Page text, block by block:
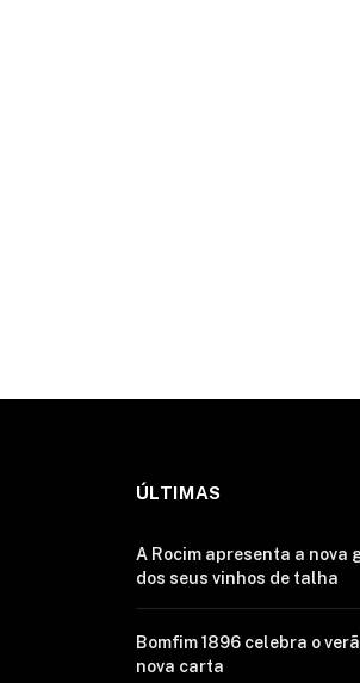
ÚLTIMAS
A Rocim apresenta a nova
dos seus vinhos de talha
Bomfim 1896 celebra o
nova carta